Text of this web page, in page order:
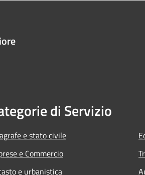
di Servizio
e stato civile
e Commercio
e urbanistica